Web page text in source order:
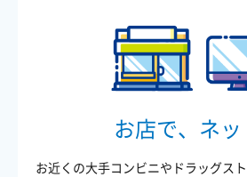
お店で、ネッ
お近くの大手コンビニやドラッグス